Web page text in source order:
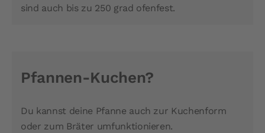
sind auch bis zu 250 grad ofenfest.
Pfannen-Kuchen?
Du kannst deine Pfanne auch zur Kuchenform
oder zum Bräter umfunktionieren.